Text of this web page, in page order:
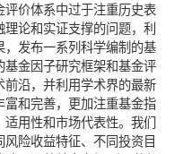
评价体系中过于注重历史表
论和实证支撑的问题，利
，发布一系列科学编制的基
基金因子研究框架和基金评
前沿，并利用学术界的最新
富和完善，更加注重基金指
适用性和市场代表性。我们
风险收益特征、不同投资目